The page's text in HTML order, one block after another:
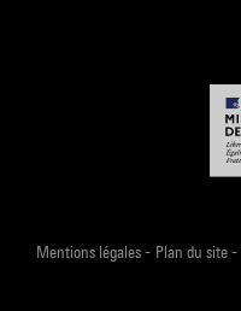
Mentions légales- Plan du site-